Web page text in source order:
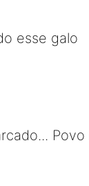
esse galo
Povo